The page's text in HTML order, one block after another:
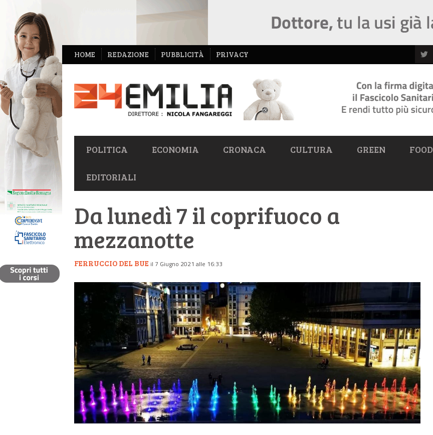
NAVIGAZIONE
SECONDARIA
HOME REDAZIONE PUBBLICITÀ PRIVACY
NAVIGAZIONE
PRIMARIA
POLITICA ECONOMIA CRONACA CULTURA GREEN FOOD
EDITORIALI
Da lunedì 7 il coprifuoco a
mezzanotte
FERRUCCIO DEL BUE il 7 Giugno 2021 alle 16:33